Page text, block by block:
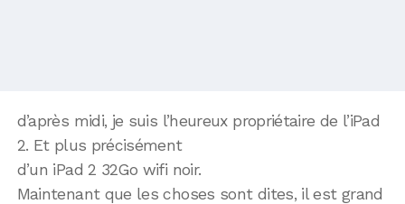
d’après midi, je suis l’heureux propriétaire de l’iPad
2. Et plus précisément
d’un iPad 2 32Go wifi noir.
Maintenant que les choses sont dites, il est grand